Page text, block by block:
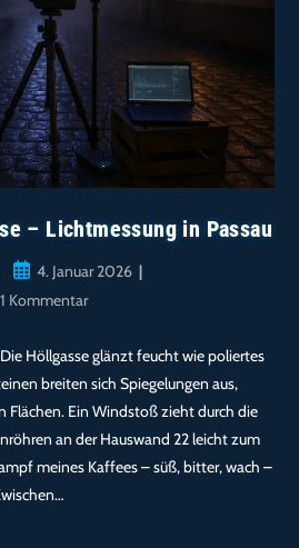
– Lichtmessung in Passau
Beitrag
veröffentlicht:
4. Januar 2026
1 Kommentar
Höllgasse glänzt feucht wie poliertes
breiten sich Spiegelungen aus,
Flächen. Ein Windstoß zieht durch die
an der Hauswand 22 leicht zum
meines Kaffees – süß, bitter, wach –